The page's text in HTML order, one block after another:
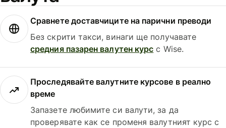
Сравнете доставчиците на парични преводи
Без скрити такси, винаги ще получавате
средния пазарен валутен курс с Wise.
Проследявайте валутните курсове в реално
време
Запазете любимите си валути, за да
проверявате как се променя валутният курс с